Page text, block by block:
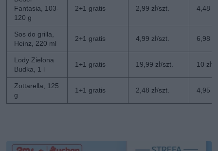
Fantasia, 103-
120 g
2+1 gratis 2,99 zł/szt. 4,48
Sos do grilla,
Heinz, 220 ml
2+1 gratis 4,99 zł/szt. 6,98
Lody Zielona
Budka, 1 l
1+1 gratis 19,99 zł/szt. 10 zł/
Zottarella, 125
g
1+1 gratis 2,48 zł/szt. 4,95